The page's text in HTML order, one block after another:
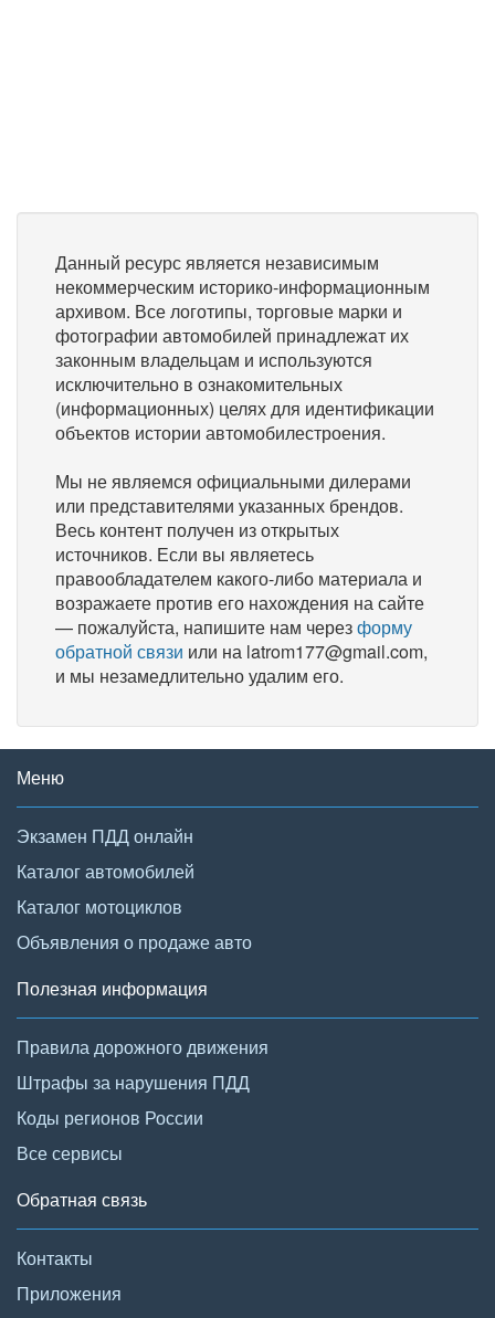
Данный ресурс является независимым
некоммерческим историко-информационным
архивом. Все логотипы, торговые марки и
фотографии автомобилей принадлежат их
законным владельцам и используются
исключительно в ознакомительных
(информационных) целях для идентификации
объектов истории автомобилестроения.
Мы не являемся официальными дилерами
или представителями указанных брендов.
Весь контент получен из открытых
источников. Если вы являетесь
правообладателем какого-либо материала и
возражаете против его нахождения на сайте
— пожалуйста, напишите нам черезформу
обратной связи или на latrom177@gmail.com,
и мы незамедлительно удалим его.
Меню
Экзамен ПДД онлайн
Каталог автомобилей
Каталог мотоциклов
Объявления о продаже авто
Полезная информация
Правила дорожного движения
Штрафы за нарушения ПДД
Коды регионов России
Все сервисы
Обратная связь
Контакты
Приложения